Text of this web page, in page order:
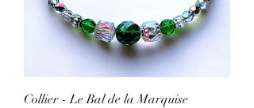
Collier - Le Bal de la Marquise